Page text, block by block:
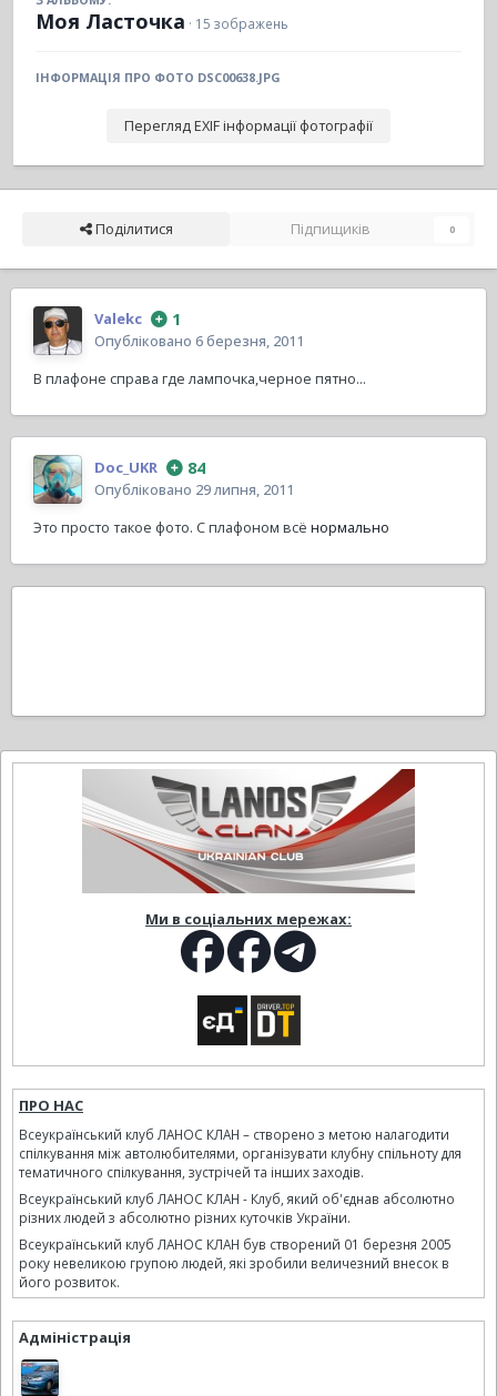
Моя Ласточка · 15 зображень
ІНФОРМАЦІЯ ПРО ФОТО DSC00638.JPG
Перегляд EXIF інформації фотографії
Поділитися Підпищиків 0
Valekc 1
Опубліковано 6 березня, 2011
В плафоне справа где лампочка,черное пятно...
Doc_UKR 84
Опубліковано 29 липня, 2011
Это просто такое фото. С плафоном всё нормально
Ми в соціальних мережах:
ПРО НАС
Всеукраїнський клуб ЛАНОС КЛАН – створено з метою налагодити
спілкування між автолюбителями, організувати клубну спільноту для
тематичного спілкування, зустрічей та інших заходів.
Всеукраїнський клуб ЛАНОС КЛАН - Клуб, який об'єднав абсолютно
різних людей з абсолютно різних куточків України.
Всеукраїнський клуб ЛАНОС КЛАН був створений 01 березня 2005
року невеликою групою людей, які зробили величезний внесок в
його розвиток.
Адміністрація